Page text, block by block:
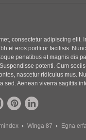
consectetur adipiscing elit.
et eros porttitor facilisis.
penatibus et magnis dis
potenti. Cum
nascetur ridiculus mus.
sed. Aenean viverra sagittis
Winga 87 Egna